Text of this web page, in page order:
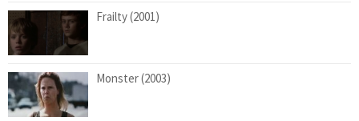
Frailty (2001)
Monster (2003)